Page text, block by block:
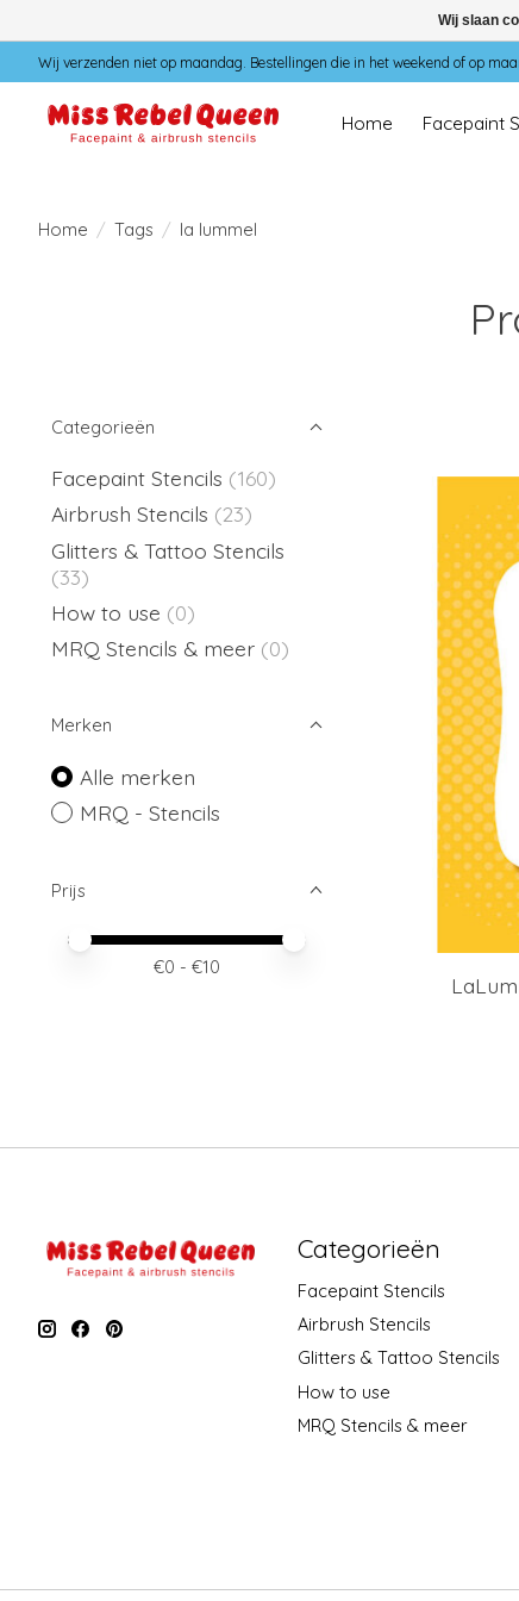
Wij verzenden niet op maandag. Bestellingen die in het weekend of op
Home Facepaint
Home / Tags / la lummel
Categorieën
Facepaint Stencils (160)
Airbrush Stencils (23)
Glitters & Tattoo Stencils
(33)
How to use (0)
MRQ Stencils & meer (0)
Merken
Alle merken
MRQ - Stencils
Prijs
Minimale prijswaarde
Price maximum value
€0 - €10
Categorieën
Facepaint Stencils
Airbrush Stencils
Glitters & Tattoo Stencils
How to use
MRQ Stencils & meer
Wij slaan